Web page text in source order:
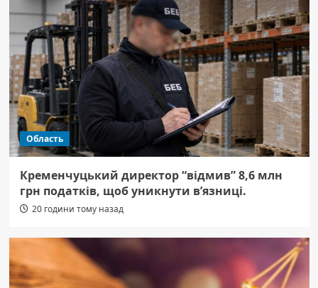
Область
Кременчуцький директор “відмив” 8,6 млн
грн податків, щоб уникнути в’язниці.
20 години тому назад